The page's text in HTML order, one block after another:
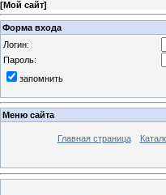
[Мой сайт]
Форма входа
Логин:
Пароль:
запомнить
Меню сайта
Главная страница